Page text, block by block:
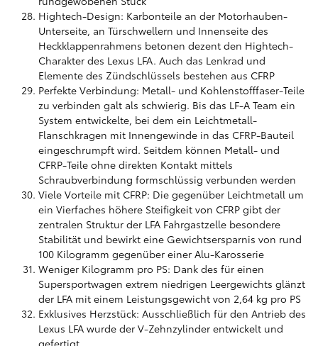
Hightech-Design: Karbonteile an der Motorhauben-
Unterseite, an Türschwellern und Innenseite des
Heckklappenrahmens betonen dezent den Hightech-
Charakter des Lexus LFA. Auch das Lenkrad und
Elemente des Zündschlüssels bestehen aus CFRP
Perfekte Verbindung: Metall- und Kohlenstofffaser-Teile
zu verbinden galt als schwierig. Bis das LF-A Team ein
System entwickelte, bei dem ein Leichtmetall-
Flanschkragen mit Innengewinde in das CFRP-Bauteil
eingeschrumpft wird. Seitdem können Metall- und
CFRP-Teile ohne direkten Kontakt mittels
Schraubverbindung formschlüssig verbunden werden
Viele Vorteile mit CFRP: Die gegenüber Leichtmetall um
ein Vierfaches höhere Steifigkeit von CFRP gibt der
zentralen Struktur der LFA Fahrgastzelle besondere
Stabilität und bewirkt eine Gewichtsersparnis von rund
100 Kilogramm gegenüber einer Alu-Karosserie
Weniger Kilogramm pro PS: Dank des für einen
Supersportwagen extrem niedrigen Leergewichts glänzt
der LFA mit einem Leistungsgewicht von 2,64 kg pro PS
Exklusives Herzstück: Ausschließlich für den Antrieb des
Lexus LFA wurde der V-Zehnzylinder entwickelt und
gefertigt